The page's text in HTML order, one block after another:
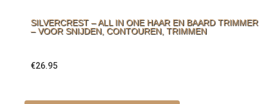
SILVERCREST – ALL IN ONE HAAR EN BAARD TRIMMER
– VOOR SNIJDEN, CONTOUREN, TRIMMEN
€26.95